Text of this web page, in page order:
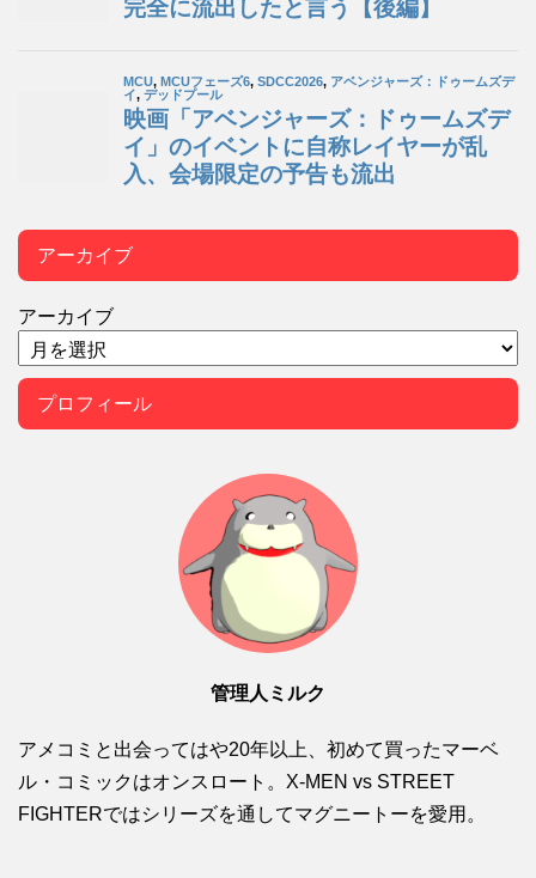
アーカイブ
アーカイブ
プロフィール
管理人ミルク
アメコミと出会ってはや20年以上、初めて買ったマーベ
ル・コミックはオンスロート。X-MEN vs STREET
FIGHTERではシリーズを通してマグニートーを愛用。